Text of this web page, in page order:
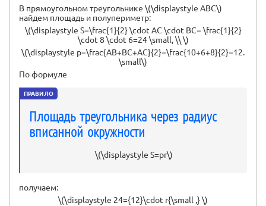
В прямоугольном треугольнике \(\displaystyle ABC\)
найдем площадь и полупериметр:
\(\displaystyle S=\frac{1}{2} \cdot AC \cdot BC= \frac{1}{2}
\cdot 8 \cdot 6=24 \small, \\ \)
\(\displaystyle p=\frac{AB+BC+AC}{2}=\frac{10+6+8}{2}=12.
\small\)
По формуле
ПРАВИЛО
Площадь треугольника через радиус
вписанной окружности
\(\displaystyle S=pr\)
получаем:
\(\displaystyle 24={12}\cdot r{\small ,} \)